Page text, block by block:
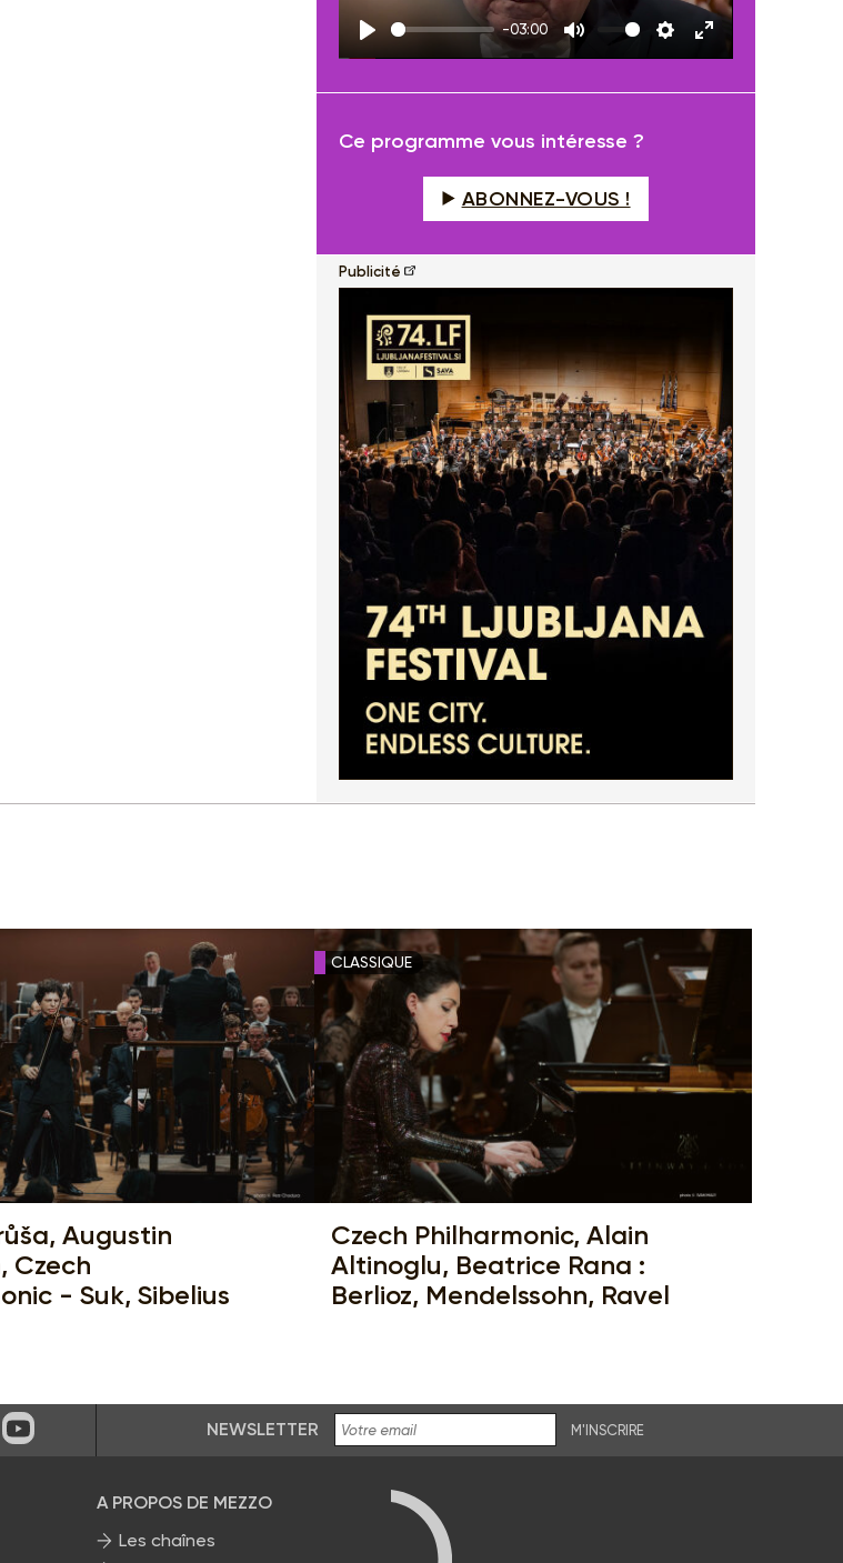
Play
-03:00
Mute Settings
Enter
fullscreen
Ce programme vous intéresse ?
ABONNEZ-VOUS !
Publicité
Augustin
Czech
- Suk, Sibelius
CLASSIQUE
Czech Philharmonic, Alain
Altinoglu, Beatrice Rana :
Berlioz, Mendelssohn, Ravel
Instagram
Sur Youtube NEWSLETTER M'INSCRIRE
A PROPOS DE MEZZO
Les chaînes